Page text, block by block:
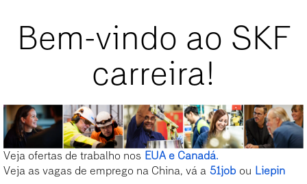
Bem-vindo ao SKF
carreira!
Veja ofertas de trabalho nos EUA e Canadá.
Veja as vagas de emprego na China, vá a 51job ou Liepin